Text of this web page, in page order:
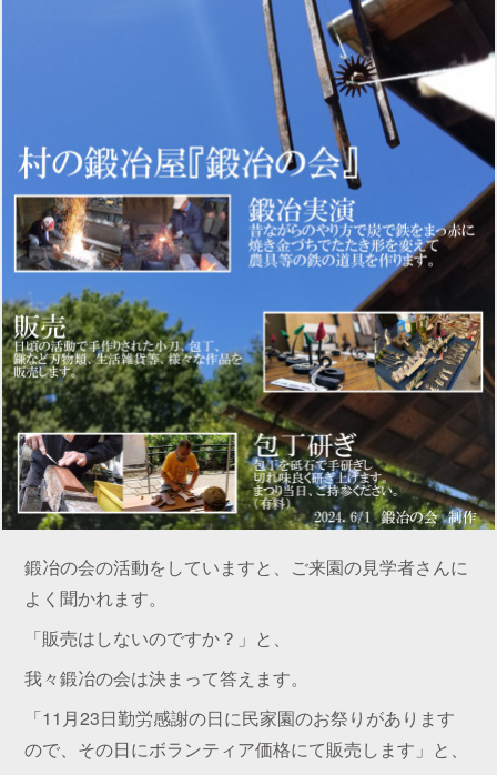
鍛冶の会の活動をしていますと、ご来園の見学者さんに
よく聞かれます。
「販売はしないのですか？」と、
我々鍛冶の会は決まって答えます。
「11月23日勤労感謝の日に民家園のお祭りがあります
ので、その日にボランティア価格にて販売します」と、